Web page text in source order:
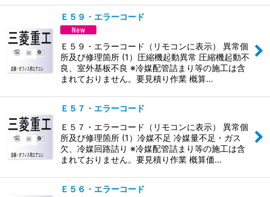
Ｅ５９・エラーコード
Ｅ５９・エラーコード（リモコンに表示） 異常個
所及び修理箇所 (1）圧縮機起動異常 圧縮機起動不
良、室外基板不良 ※冷媒配管詰まり等の施工は含
まれておりません。要見積り作業 概算…
Ｅ５７・エラーコード
Ｅ５７・エラーコード（リモコンに表示） 異常個
所及び修理箇所 (1）冷媒不足 冷媒量不足・ガス
欠、冷媒回路詰り ※冷媒配管詰まり等の施工は含
まれておりません。要見積り作業 概算価…
Ｅ５６・エラーコード